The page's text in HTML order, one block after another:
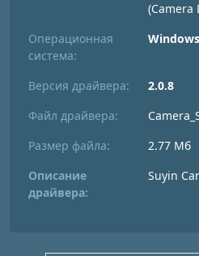
(Camera
Операционная
система:
Версия драйвера:
2.0.8
Файл драйвера:
Размер файла:
2.77 Мб
Описание
драйвера:
Suyin